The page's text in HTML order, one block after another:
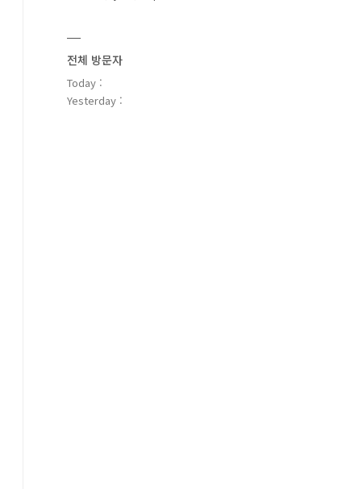
전체 방문자
Today :
Yesterday :